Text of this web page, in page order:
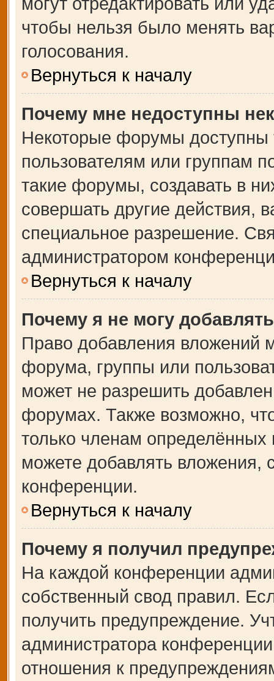
чтобы нельзя было менять
голосования.
Вернуться к началу
Почему мне недоступны
Некоторые форумы доступны
пользователям или группам
такие форумы, создавать в
совершать другие действия,
специальное разрешение.
администратором
Вернуться к началу
Почему я не могу
Право добавления вложений
форума, группы или
может не разрешить
форумах. Также возможно,
только членам
можете добавлять вложения,
конференции.
Вернуться к началу
Почему я получил
На каждой конференции
собственный свод правил.
получить предупреждение.
администратора
отношения к